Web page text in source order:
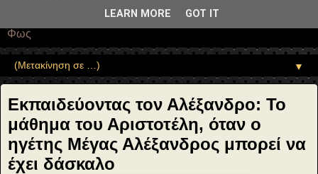
• Επιστήμη • Ψυχολογία • Λογοτεχνία • Τέχνες • Θεολογία •
Φιλοσοφία • Στοχασμοί... για τη μνήμη, τον άνθρωπο και το
Φως
▼
Εκπαιδεύοντας τον Αλέξανδρο: Το
μάθημα του Αριστοτέλη, όταν ο
ηγέτης Μέγας Αλέξανδρος μπορεί να
έχει δάσκαλο
LEARN MORE GOT IT